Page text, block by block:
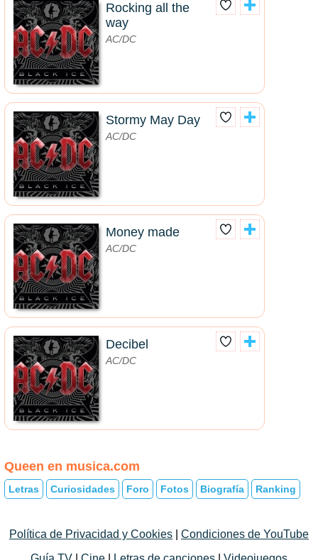
Rocking all the
way
AC/DC
Stormy May Day
AC/DC
Money made
AC/DC
Decibel
AC/DC
Queen en musica.com
Letras Curiosidades Foro Fotos Biografía Ranking
Política de Privacidad y Cookies
Condiciones de YouTube